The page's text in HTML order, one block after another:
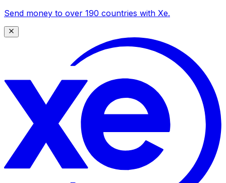
Send money to over 190 countries with Xe.